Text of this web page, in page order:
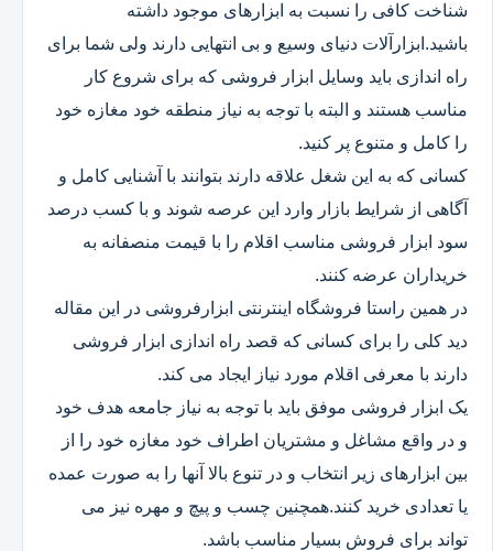
شناخت کافی را نسبت به ابزارهای موجود داشته
باشید.ابزارآلات دنیای وسیع و بی انتهایی دارند ولی شما برای
راه اندازی باید وسایل ابزار فروشی که برای شروع کار
مناسب هستند و البته با توجه به نیاز منطقه خود مغازه خود
را کامل و متنوع پر کنید.
کسانی که به این شغل علاقه دارند بتوانند با آشنایی کامل و
آگاهی از شرایط بازار وارد این عرصه شوند و با کسب درصد
سود ابزار فروشی مناسب اقلام را با قیمت منصفانه به
خریداران عرضه کنند.
در همین راستا فروشگاه اینترنتی ابزارفروشی در این مقاله
دید کلی را برای کسانی که قصد راه اندازی ابزار فروشی
دارند با معرفی اقلام مورد نیاز ایجاد می کند.
یک ابزار فروشی موفق باید با توجه به نیاز جامعه هدف خود
و در واقع مشاغل و مشتریان اطراف خود مغازه خود را از
بین ابزارهای زیر انتخاب و در تنوع بالا آنها را به صورت عمده
یا تعدادی خرید کنند.همچنین چسب و پیچ و مهره نیز می
تواند برای فروش بسیار مناسب باشد.